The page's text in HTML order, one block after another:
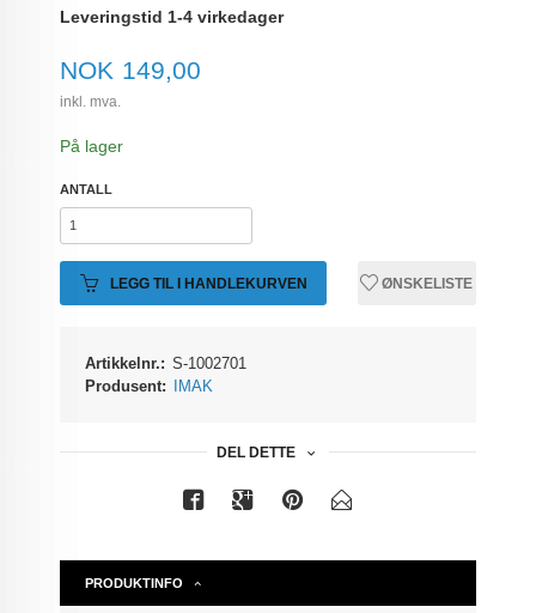
Leveringstid 1-4 virkedager
Pris
NOK 149,00
inkl. mva.
På lager
ANTALL
LEGG TIL I HANDLEKURVEN ØNSKELISTE
Artikkelnr.: S-1002701
Produsent: IMAK
DEL DETTE
PRODUKTINFO